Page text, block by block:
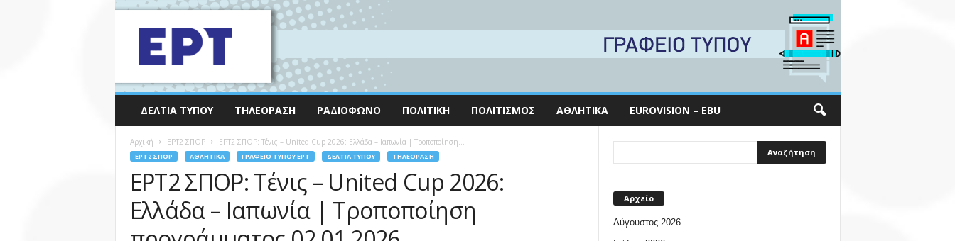
ΔΕΛΤΊΑ ΤΎΠΟΥ ΤΗΛΕΌΡΑΣΗ ΡΑΔΙΌΦΩΝΟ ΠΟΛΙΤΙΚΉ ΠΟΛΙΤΙΣΜΌΣ ΑΘΛΗΤΙΚΆ EUROVISION – EBU
Αρχική EΡΤ2 ΣΠΟΡ ΕΡΤ2 ΣΠΟΡ: Τένις – United Cup 2026: Ελλάδα – Ιαπωνία | Τροποποίηση...
EΡΤ2 ΣΠΟΡ ΑΘΛΗΤΙΚΆ ΓΡΑΦΕΊΟ ΤΎΠΟΥ ΕΡΤ ΔΕΛΤΊΑ ΤΎΠΟΥ ΤΗΛΕΌΡΑΣΗ
ΕΡΤ2 ΣΠΟΡ: Τένις – United Cup 2026:
Ελλάδα – Ιαπωνία | Τροποποίηση
Αρχείο
Αύγουστος 2026